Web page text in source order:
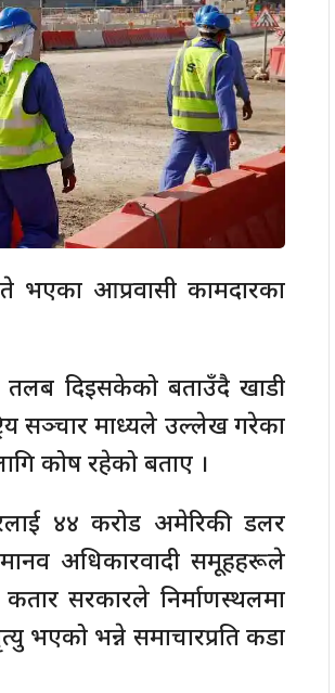
भएका आप्रवासी कामदारका
तलब दिइसकेको बताउँदै खाडी
सञ्चार माध्यले उल्लेख गरेका
कोष रहेको बताए ।
४४ करोड अमेरिकी डलर
अधिकारवादी समूहहरूले
सरकारले निर्माणस्थलमा
भएको भन्ने समाचारप्रति कडा